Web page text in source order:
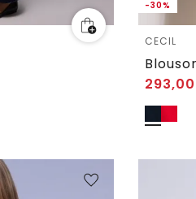
-30%
CECIL
293,00